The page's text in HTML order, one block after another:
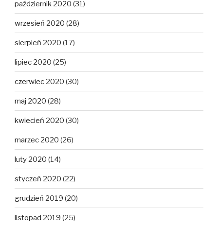
październik 2020 (31)
wrzesień 2020 (28)
sierpień 2020 (17)
lipiec 2020 (25)
czerwiec 2020 (30)
maj 2020 (28)
kwiecień 2020 (30)
marzec 2020 (26)
luty 2020 (14)
styczeń 2020 (22)
grudzień 2019 (20)
listopad 2019 (25)